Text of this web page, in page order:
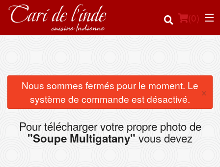
(0)
Commander en ligne
Emplacement
Français
Nous sommes fermés pour le moment. Le
système de commande est désactivé.
×
Pour télécharger votre propre photo de
"Soupe Multigatany" vous devez